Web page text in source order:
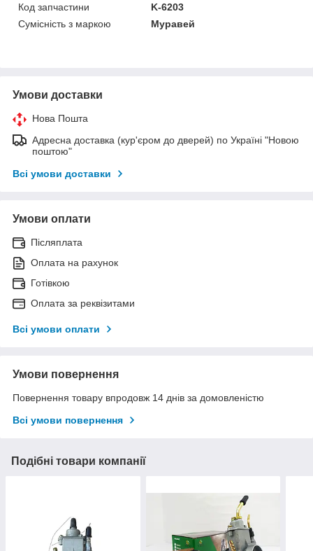
Код запчастини
K-6203
Сумісність з маркою
Муравей
Умови доставки
Нова Пошта
Адресна доставка (кур'єром до дверей) по Україні "Новою
поштою"
Всі умови доставки
Умови оплати
Післяплата
Оплата на рахунок
Готівкою
Оплата за реквізитами
Всі умови оплати
Умови повернення
Повернення товару впродовж 14 днів за домовленістю
Всі умови повернення
Подібні товари компанії